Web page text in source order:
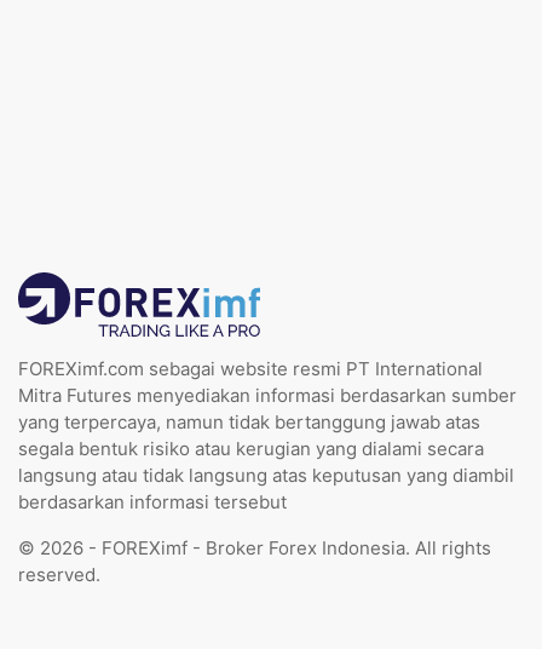
FOREXimf.com sebagai website resmi PT International
Mitra Futures menyediakan informasi berdasarkan sumber
yang terpercaya, namun tidak bertanggung jawab atas
segala bentuk risiko atau kerugian yang dialami secara
langsung atau tidak langsung atas keputusan yang diambil
berdasarkan informasi tersebut
© 2026 - FOREXimf - Broker Forex Indonesia. All rights
reserved.